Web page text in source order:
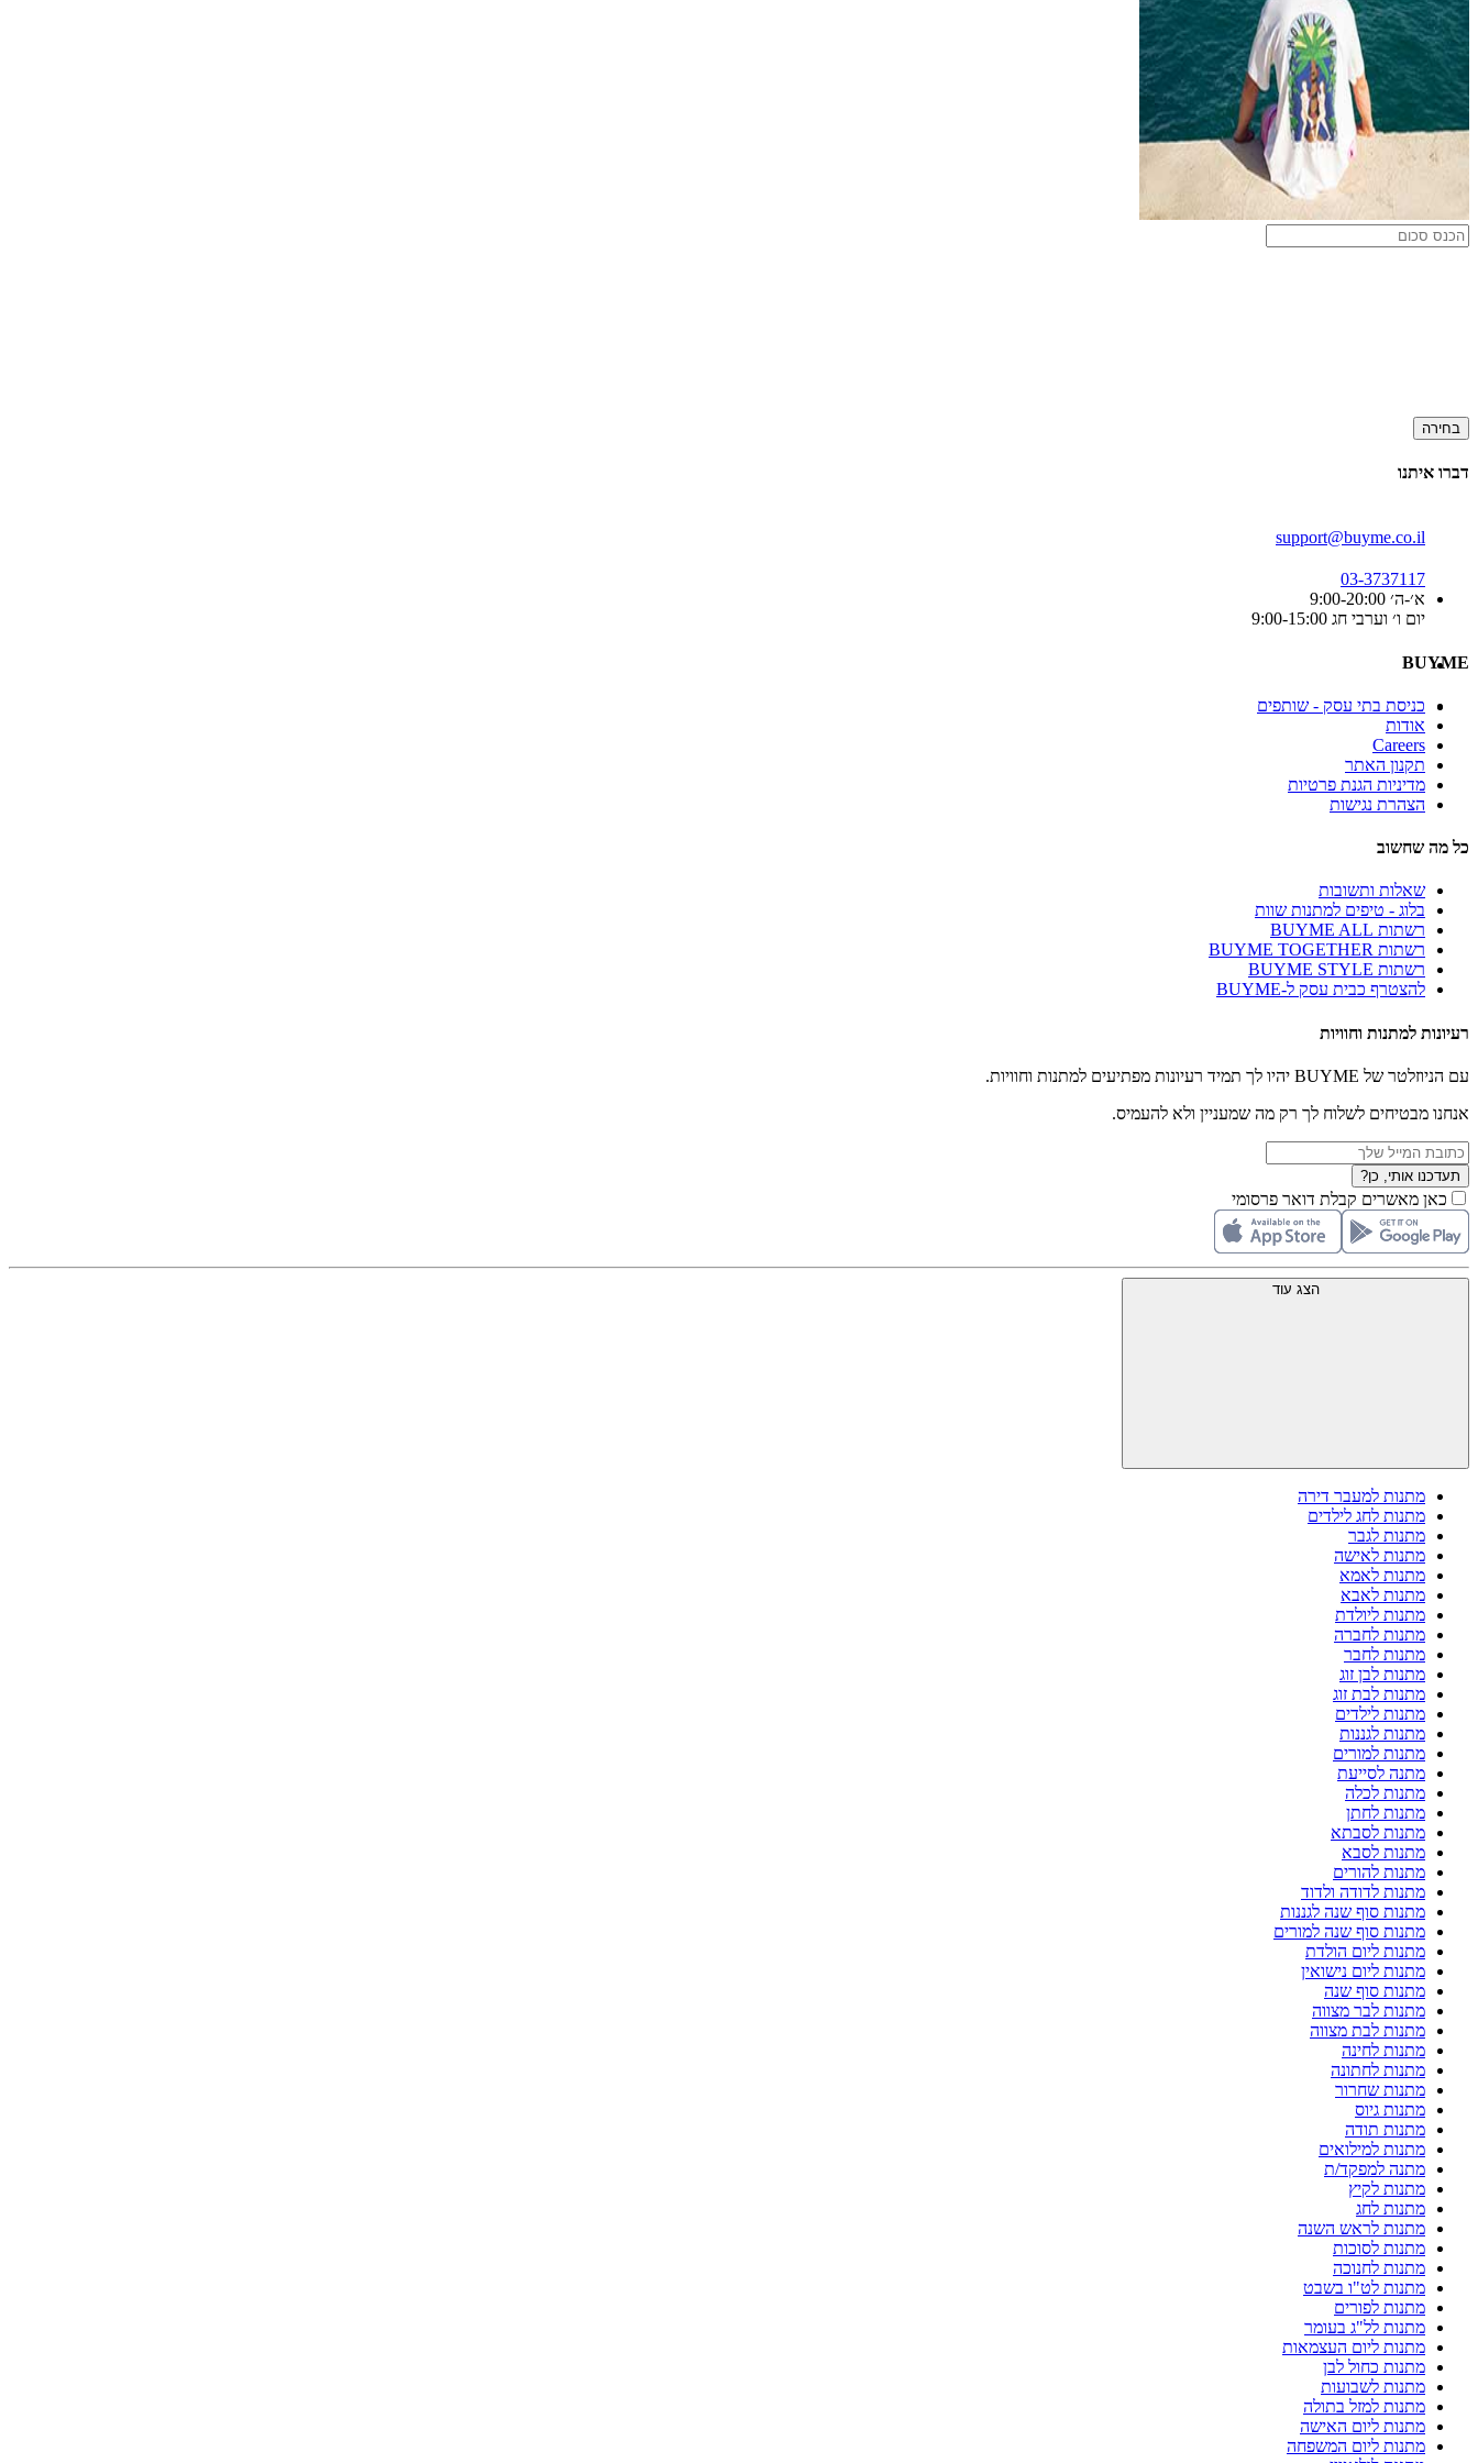
בחירה
דברו איתנו
support@buyme.co.il
03-3737117
א׳-ה׳ 9:00-20:00
יום ו׳ וערבי חג 9:00-15:00
BUYME
כניסת בתי עסק - שותפים
אודות
Careers
תקנון האתר
מדיניות הגנת פרטיות
הצהרת נגישות
כל מה שחשוב
שאלות ותשובות
בלוג - טיפים למתנות שוות
רשתות BUYME ALL
רשתות BUYME TOGETHER
רשתות BUYME STYLE
להצטרף כבית עסק ל-BUYME
רעיונות למתנות וחוויות
עם הניוזלטר של BUYME יהיו לך תמיד רעיונות מפתיעים למתנות וחוויות.
אנחנו מבטיחים לשלוח לך רק מה שמעניין ולא להעמיס.
תעדכנו אותי, כן?
כאן מאשרים קבלת דואר פרסומי
הצג עוד
מתנות למעבר דירה
מתנות לחג לילדים
מתנות לגבר
מתנות לאישה
מתנות לאמא
מתנות לאבא
מתנות ליולדת
מתנות לחברה
מתנות לחבר
מתנות לבן זוג
מתנות לבת זוג
מתנות לילדים
מתנות לגננות
מתנות למורים
מתנה לסייעת
מתנות לכלה
מתנות לחתן
מתנות לסבתא
מתנות לסבא
מתנות להורים
מתנות לדודה ולדוד
מתנות סוף שנה לגננות
מתנות סוף שנה למורים
מתנות ליום הולדת
מתנות ליום נישואין
מתנות סוף שנה
מתנות לבר מצווה
מתנות לבת מצווה
מתנות לחינה
מתנות לחתונה
מתנות שחרור
מתנות גיוס
מתנות תודה
מתנות למילואים
מתנה למפקד/ת
מתנות לקיץ
מתנות לחג
מתנות לראש השנה
מתנות לסוכות
מתנות לחנוכה
מתנות לט"ו בשבט
מתנות לפורים
מתנות לל"ג בעומר
מתנות ליום העצמאות
מתנות כחול לבן
מתנות לשבועות
מתנות למזל בתולה
מתנות ליום האישה
מתנות ליום המשפחה